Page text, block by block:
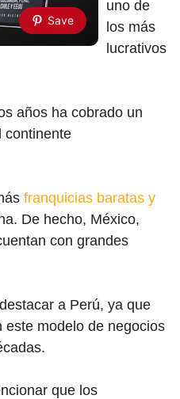
Save
uno de
los más
lucrativos
años ha cobrado un
continente
franquicias baratas y
De hecho, México,
con grandes
a Perú, ya que
este modelo de negocios
que los